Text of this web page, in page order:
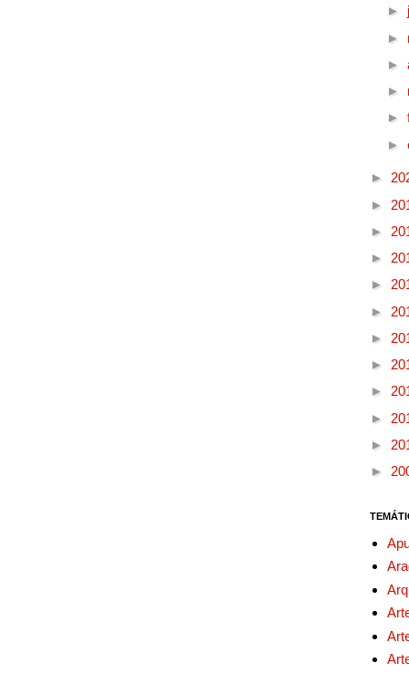
►
►
►
►
►
►
►
►
►
►
►
►
►
►
►
►
►
►